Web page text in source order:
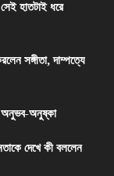
হাতটাই ধরে
সঙ্গীতা, দাম্পত্যে
অনুভব-অনুষ্কা
দেখে কী বললেন